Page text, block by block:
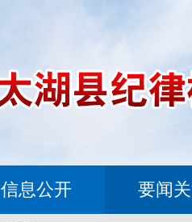
信息公开 要闻